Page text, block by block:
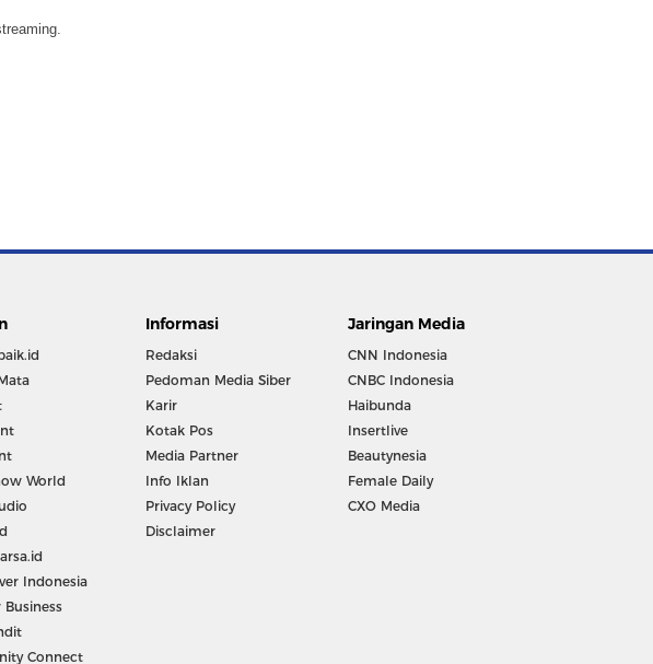
World
Indonesia
Business
Connect
Informasi
Redaksi
Pedoman Media Siber
Karir
Kotak Pos
Media Partner
Info Iklan
Privacy Policy
Disclaimer
Jaringan Media
CNN Indonesia
CNBC Indonesia
Haibunda
Insertlive
Beautynesia
Female Daily
CXO Media